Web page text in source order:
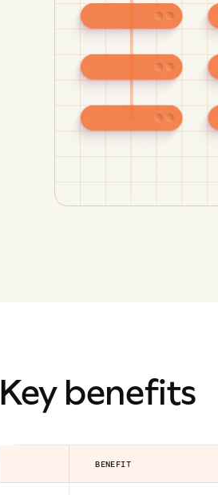
Key benefits
BENEFIT